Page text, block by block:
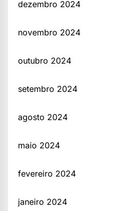
dezembro 2024
novembro 2024
outubro 2024
setembro 2024
agosto 2024
maio 2024
fevereiro 2024
janeiro 2024